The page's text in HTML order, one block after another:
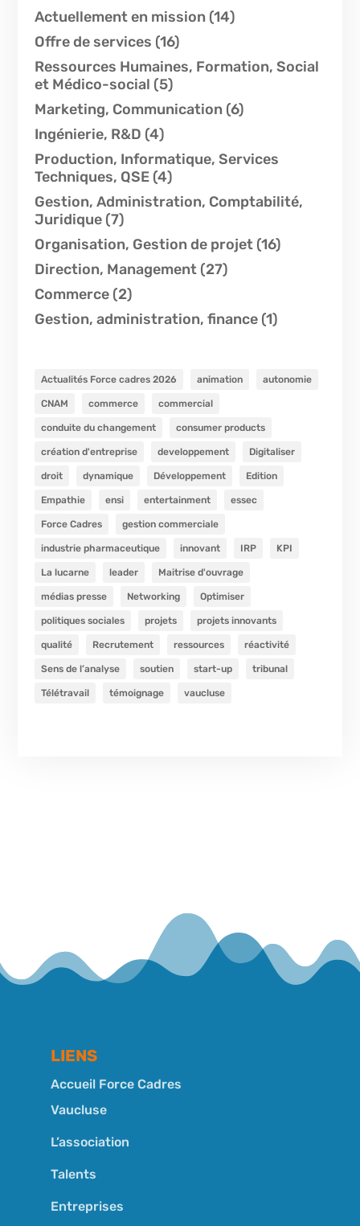
Actuellement en mission (14)
Offre de services (16)
Ressources Humaines, Formation, Social
et Médico-social (5)
Marketing, Communication (6)
Ingénierie, R&D (4)
Production, Informatique, Services
Techniques, QSE(4)
Gestion, Administration, Comptabilité,
Juridique(7)
Organisation, Gestion de projet(16)
Direction, Management(27)
Commerce(2)
Gestion, administration, finance(1)
Actualités Force cadres 2026 animation autonomie
CNAM commerce commercial
conduite du changement consumer products
création d'entreprise developpement Digitaliser
droit dynamique Développement Edition
Empathie ensi entertainment essec
Force Cadres gestion commerciale
industrie pharmaceutique innovant IRP KPI
La lucarne leader Maitrise d'ouvrage
médias presse Networking Optimiser
politiques sociales projets projets innovants
qualité Recrutement ressources réactivité
Sens de l’analyse soutien start-up tribunal
Télétravail témoignage vaucluse
LIENS
Accueil Force Cadres
Vaucluse
L’association
Talents
Entreprises